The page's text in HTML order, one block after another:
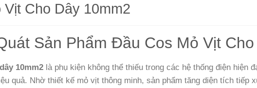
Cho Dây 10mm2
Sản Phẩm Đầu Cos Mỏ Vịt
10mm2 là phụ kiện không thể thiếu trong các hệ thống điện hiện
quả. Nhờ thiết kế mỏ vịt thông minh, sản phẩm tăng diện tích tiếp